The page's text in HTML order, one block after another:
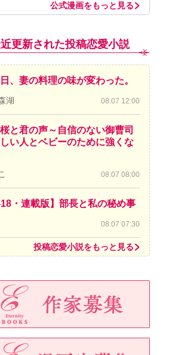
公式漫画をもっと見る
更新された投稿恋愛小説
、妻の料理の味が変わった。
湖 08.07 12:00
と君の声～自信のない御曹司
い人とベビーのために強くな
08.07 08:00
・連載版】部長と私の秘め事
08.07 07:30
投稿恋愛小説をもっと見る